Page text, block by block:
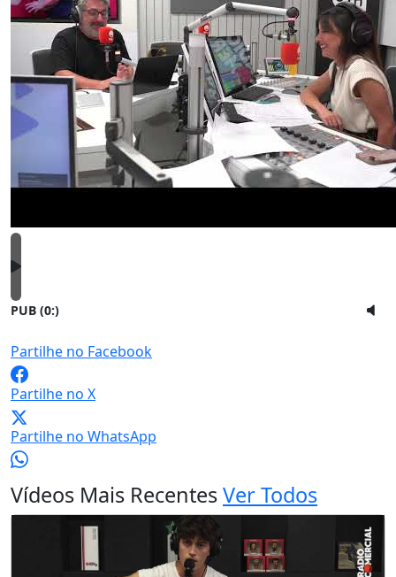
PUB (0:)
Partilhe no Facebook
Partilhe no X
Partilhe no WhatsApp
Vídeos Mais RecentesVer Todos